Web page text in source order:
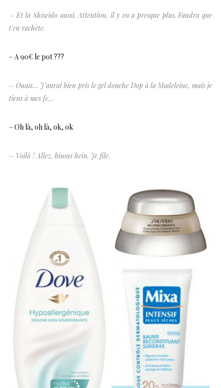
– Et la Shiseido aussi. Attention, il y en a presque plus. Faudra que
t’en rachète.
– A 90€ le pot ???
– Ouais… J’aurai bien pris le gel douche Dop à la Madeleine, mais je
tiens à mes fe…
– Oh là, oh là, ok, ok
– Voilà ! Allez, bisous hein. Je file.